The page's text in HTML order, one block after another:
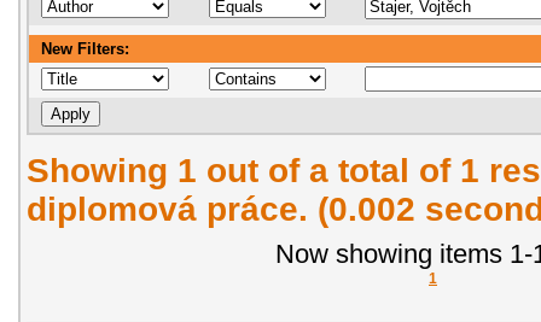
New Filters:
Showing 1 out of a total of 1
diplomová práce. (0.002
Now showing items 1-
1